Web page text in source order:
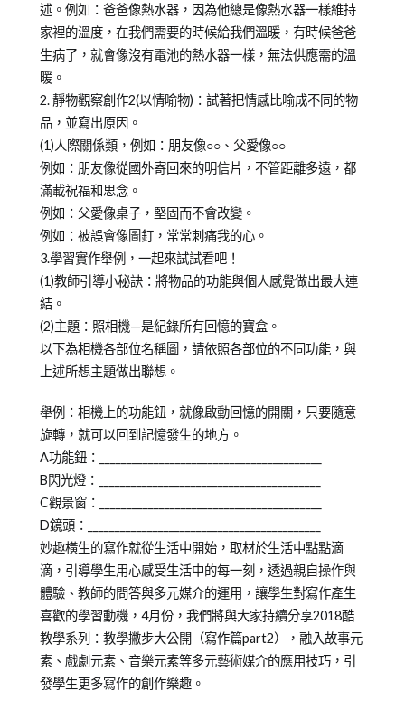
述。例如：爸爸像熱水器，因為他總是像熱水器一樣維持
家裡的溫度，在我們需要的時候給我們溫暖，有時候爸爸
生病了，就會像沒有電池的熱水器一樣，無法供應需的溫
暖。
2. 靜物觀察創作2(以情喻物)：試著把情感比喻成不同的物
品，並寫出原因。
(1)人際關係類，例如：朋友像○○、父愛像○○
例如：朋友像從國外寄回來的明信片，不管距離多遠，都
滿載祝福和思念。
例如：父愛像桌子，堅固而不會改變。
例如：被誤會像圖釘，常常刺痛我的心。
3.學習實作舉例，一起來試試看吧！
(1)教師引導小秘訣：將物品的功能與個人感覺做出最大連
結。
(2)主題：照相機—是紀錄所有回憶的寶盒。
以下為相機各部位名稱圖，請依照各部位的不同功能，與
上述所想主題做出聯想。
舉例：相機上的功能鈕，就像啟動回憶的開關，只要隨意
旋轉，就可以回到記憶發生的地方。
A功能鈕：_________________________________________
B閃光燈：_________________________________________
C觀景窗：_________________________________________
D鏡頭：___________________________________________
妙趣橫生的寫作就從生活中開始，取材於生活中點點滴
滴，引導學生用心感受生活中的每一刻，透過親自操作與
體驗、教師的問答與多元媒介的運用，讓學生對寫作產生
喜歡的學習動機，4月份，我們將與大家持續分享2018酷
教學系列：教學撇步大公開（寫作篇part2），融入故事元
素、戲劇元素、音樂元素等多元藝術媒介的應用技巧，引
發學生更多寫作的創作樂趣。